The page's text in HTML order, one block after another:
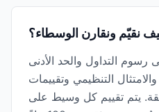
نقيّم ونقارن الوسطاء؟
رسوم التداول والحد الأدنى
التنظيمي وتقييمات
يتم تقييم كل وسيط على